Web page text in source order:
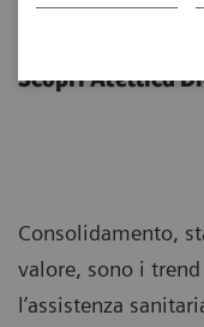
Scopri Atellica
Consolidamento,
valore, sono i
l’assistenza